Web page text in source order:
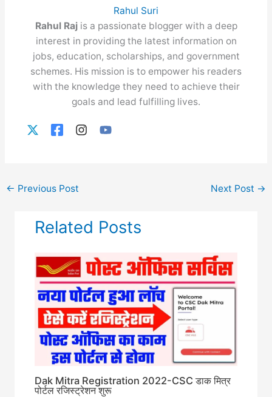
Rahul Suri
Rahul Raj is a passionate blogger with a deep
interest in providing the latest information on
jobs, education, scholarships, and government
schemes. His mission is to empower his readers
with the knowledge they need to achieve their
goals and lead fulfilling lives.
← Previous Post Next Post →
Related Posts
Dak Mitra Registration 2022-CSC डाक मित्र
पोर्टल रजिस्ट्रेशन शुरू